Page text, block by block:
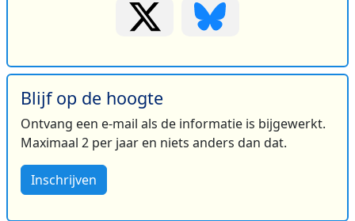
Blijf op de hoogte
Ontvang een e-mail als de informatie is bijgewerkt.
Maximaal 2 per jaar en niets anders dan dat.
Inschrijven